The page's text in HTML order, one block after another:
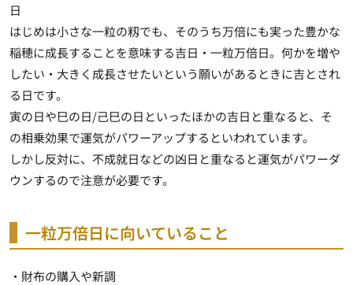
日
はじめは小さな一粒の籾でも、そのうち万倍にも実った豊かな
稲穂に成長することを意味する吉日・一粒万倍日。何かを増や
したい・大きく成長させたいという願いがあるときに吉とされ
る日です。
寅の日や巳の日/己巳の日といったほかの吉日と重なると、そ
の相乗効果で運気がパワーアップするといわれています。
しかし反対に、不成就日などの凶日と重なると運気がパワーダ
ウンするので注意が必要です。
一粒万倍日に向いていること
・財布の購入や新調